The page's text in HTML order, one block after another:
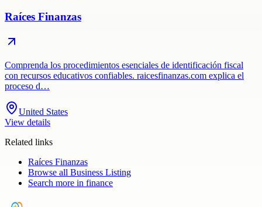
Raíces Finanzas
Comprenda los procedimientos esenciales de identificación fiscal
con recursos educativos confiables. raicesfinanzas.com explica el
proceso d…
United States
View details
Related links
Raíces Finanzas
Browse all Business Listing
Search more in finance